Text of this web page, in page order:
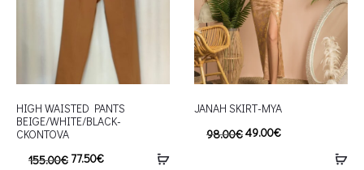
HIGH WAISTED PANTS
BEIGE/WHITE/BLACK-
CKONTOVA
155.00€ 77.50€
JANAH SKIRT-MYA
98.00€49.00€